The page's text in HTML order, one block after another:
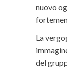
nuovo
La
del